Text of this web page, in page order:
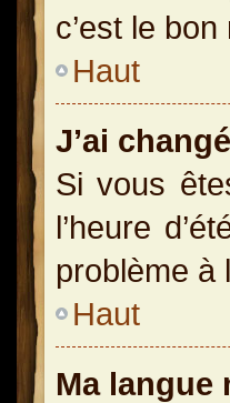
c’est le
Haut
J’ai
Si vous
l’heure
problème à
Haut
Ma langue